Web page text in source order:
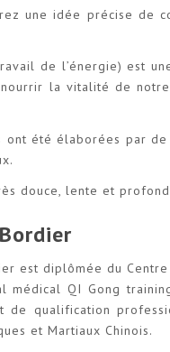
une idée précise de
de l’énergie) est
la vitalité de
ont été élaborées par
douce, lente et
est diplômée du
médical QI Gong
de qualification
et Martiaux Chinois.